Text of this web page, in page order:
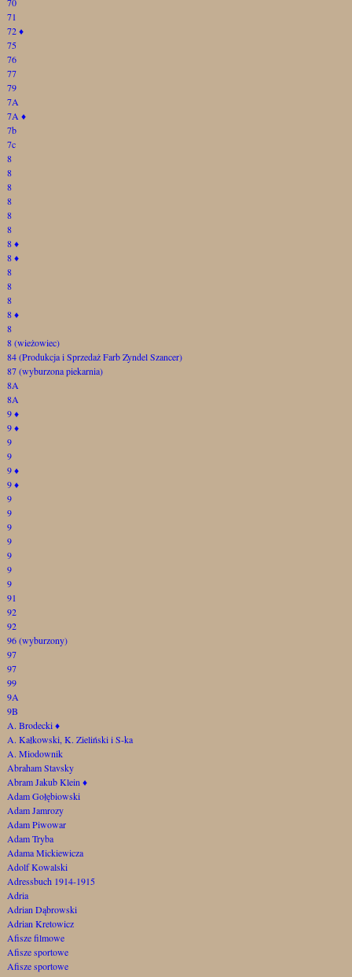
71
72♦
75
76
77
79
7A
7A ♦
7b
7c
8
8
8
8
8
8
8♦
8♦
8
8
8
8♦
8
8 (wieżowiec)
84 (Produkcja i Sprzedaż Farb Zyndel Szancer)
87 (wyburzona piekarnia)
8A
8A
9♦
9♦
9
9
9♦
9♦
9
9
9
9
9
9
9
91
92
92
96 (wyburzony)
97
97
99
9A
9B
A. Brodecki♦
A. Kałkowski, K. Zieliński i S-ka
A. Miodownik
Abraham Stavsky
Abram Jakub Klein ♦
Adam Gołębiowski
Adam Jamrozy
Adam Piwowar
Adam Tryba
Adama Mickiewicza
Adolf Kowalski
Adressbuch 1914-1915
Adria
Adrian Dąbrowski
Adrian Kretowicz
Afisze filmowe
Afisze sportowe
Afisze sportowe